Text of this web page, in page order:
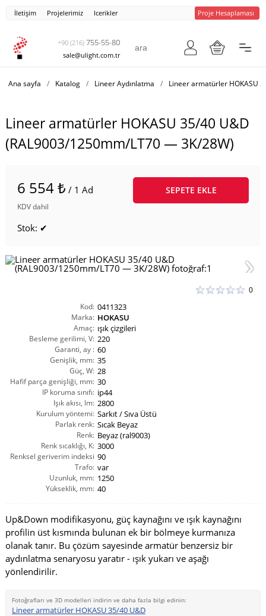
İletişim Projelerimiz Icerikler Proje Hesaplaması
+90 (216) 755-55-80
sale@ulight.com.tr
Ana sayfa / Katalog / Lineer Aydınlatma / Lineer armatürler HOKASU
Lineer armatürler HOKASU 35/40 U&D
(RAL9003/1250mm/LT70 — 3K/28W)
6 554 ₺ / 1 Ad
KDV dahil
SEPETE EKLE
Stok: ✔
0
Kod: 0411323
Marka: HOKASU
Amaç: ışık çizgileri
Besleme gerilimi, V: 220
Garanti, ay : 60
Genişlik, mm: 35
Güç, W: 28
Hafif parça genişliği, mm: 30
IP koruma sınıfı: ip44
Işık akısı, lm: 2800
Kurulum yöntemi: Sarkıt / Sıva Üstü
Parlak renk: Sıcak Beyaz
Renk: Beyaz (ral9003)
Renk sıcaklığı, K: 3000
Renksel geriverim indeksi
CRI(Ra):
90
Trafo: var
Uzunluk, mm: 1250
Yükseklik, mm: 40
Up&Down modifikasyonu, güç kaynağını ve ışık kaynağını
profilin üst kısmında bulunan ek bir bölmeye kurmanıza
olanak tanır. Bu çözüm sayesinde armatür benzersiz bir
aydınlatma senaryosu yaratır - ışık yukarı ve aşağı
yönlendirilir.
Fotoğrafları ve 3D modelleri indirin ve daha fazla bilgi edinin:
Lineer armatürler HOKASU 35/40 U&D